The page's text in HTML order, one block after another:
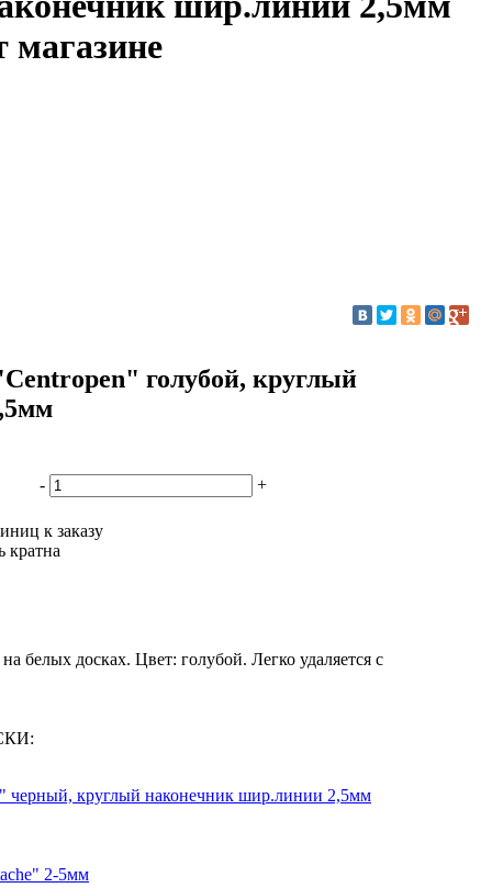
магазине
голубой, круглый
- +
к заказу
кратна
белых досках. Цвет: голубой. Легко удаляется с
черный, круглый наконечник шир.линии 2,5мм
2-5мм